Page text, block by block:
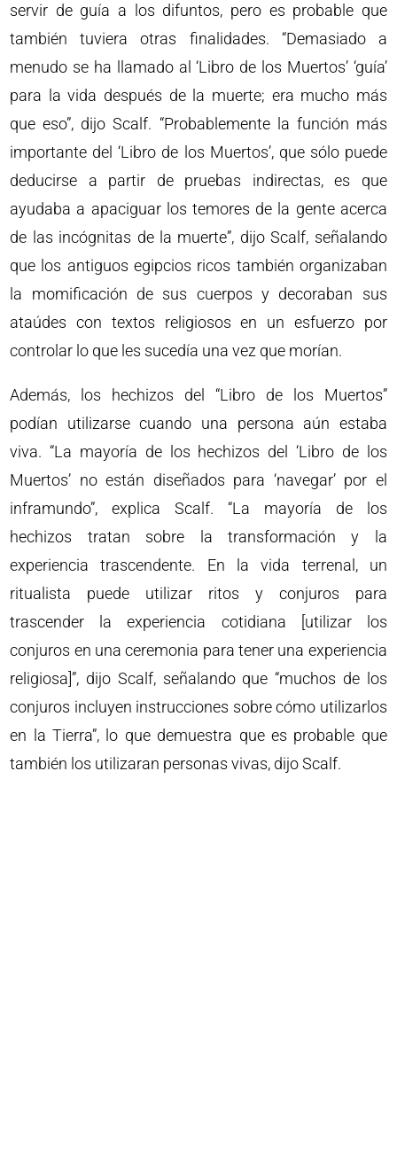
servir de guía a los difuntos, pero es probable que
también tuviera otras finalidades. “Demasiado a
menudo se ha llamado al ‘Libro de los Muertos’ ‘guía’
para la vida después de la muerte; era mucho más
que eso”, dijo Scalf. “Probablemente la función más
importante del ‘Libro de los Muertos’, que sólo puede
deducirse a partir de pruebas indirectas, es que
ayudaba a apaciguar los temores de la gente acerca
de las incógnitas de la muerte”, dijo Scalf, señalando
que los antiguos egipcios ricos también organizaban
la momificación de sus cuerpos y decoraban sus
ataúdes con textos religiosos en un esfuerzo por
controlar lo que les sucedía una vez que morían.
Además, los hechizos del “Libro de los Muertos”
podían utilizarse cuando una persona aún estaba
viva. “La mayoría de los hechizos del ‘Libro de los
Muertos’ no están diseñados para ‘navegar’ por el
inframundo”, explica Scalf. “La mayoría de los
hechizos tratan sobre la transformación y la
experiencia trascendente. En la vida terrenal, un
ritualista puede utilizar ritos y conjuros para
trascender la experiencia cotidiana [utilizar los
conjuros en una ceremonia para tener una experiencia
religiosa]”, dijo Scalf, señalando que “muchos de los
conjuros incluyen instrucciones sobre cómo utilizarlos
en la Tierra”, lo que demuestra que es probable que
también los utilizaran personas vivas, dijo Scalf.